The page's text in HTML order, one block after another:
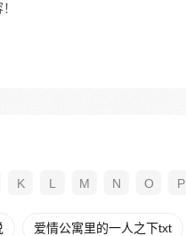
K L M N O P
爱情公寓里的一人之下txt